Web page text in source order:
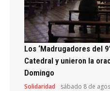
Los ‘Madrugadores del
Catedral y unieron la
Domingo
Solidaridad sábado 8 de